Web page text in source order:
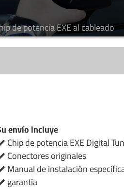
de potencia EXE al cableado
envío incluye
Chip de potencia EXE Digital
Conectores originales
Manual de instalación
garantía